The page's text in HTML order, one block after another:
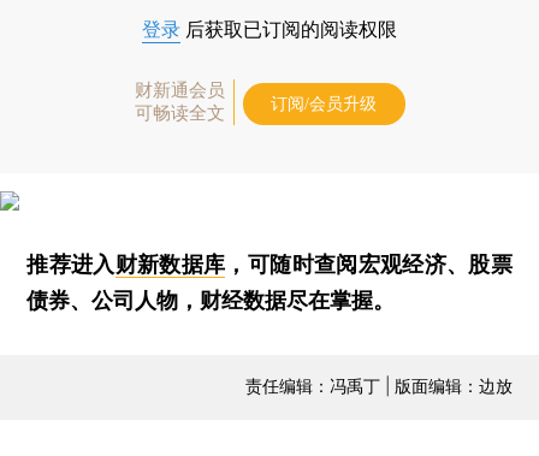
登录 后获取已订阅的阅读权限
财新通会员
可畅读全文
订阅/会员升级
推荐进入财新数据库 ，可随时查阅宏观经济、股票
债券、公司人物，财经数据尽在掌握。
责任编辑：冯禹丁 | 版面编辑：边放